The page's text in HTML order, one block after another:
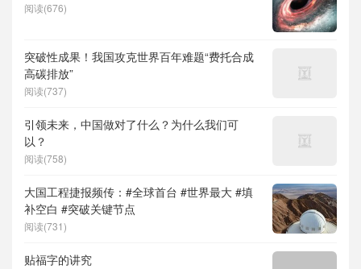
阅读(676)
突破性成果！我国攻克世界百年难题“费托合成
高碳排放”
阅读(737)
引领未来，中国做对了什么？为什么我们可
以？
阅读(758)
大国工程捷报频传：#全球首台 #世界最大 #填
补空白 #突破关键节点
阅读(731)
贴福字的讲究